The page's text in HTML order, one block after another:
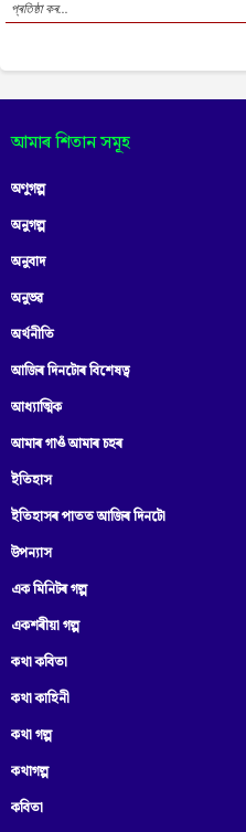
প্ৰতিষ্ঠা কৰ...
আমাৰ শিতান সমূহ
অণুগল্প
অনুগল্প
অনুবাদ
অনুভৱ
অৰ্থনীতি
আজিৰ দিনটোৰ বিশেষত্ব
আধ্যাত্মিক
আমাৰ গাওঁ আমাৰ চহৰ
ইতিহাস
ইতিহাসৰ পাতত আজিৰ দিনটো
উপন্যাস
এক মিনিটৰ গল্প
একশৰীয়া গল্প
কথা কবিতা
কথা কাহিনী
কথা গল্প
কথাগল্প
কবিতা